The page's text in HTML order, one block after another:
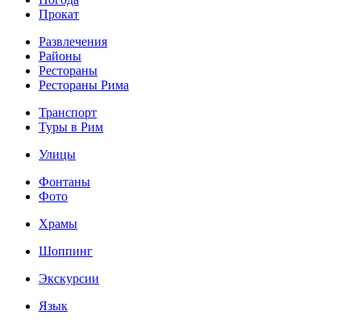
Прокат
Развлечения
Районы
Рестораны
Рестораны Рима
Транспорт
Туры в Рим
Улицы
Фонтаны
Фото
Храмы
Шоппинг
Экскурсии
Язык